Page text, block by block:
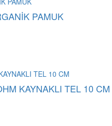
PAMUK
KAYNAKLI TEL 10 CM